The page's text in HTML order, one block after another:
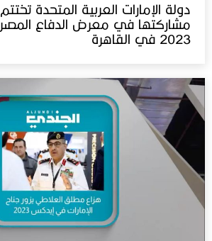
دولة الإمارات العربية المتحدة
مشاركتها في معرض الدفاع
2023 في القاهرة